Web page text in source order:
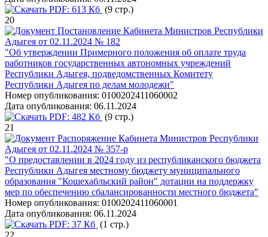
PDF: 613 Кб (9 стр.)
20
Постановление Кабинета Министров Республики
Адыгея от 02.11.2024 № 182
"Об утверждении Примерного положения об оплате труда
работников государственных автономных учреждений
Республики Адыгея, подведомственных Комитету
Республики Адыгея по делам молодежи"
Номер опубликования: 0100202411060002
Дата опубликования: 06.11.2024
PDF: 482 Кб (9 стр.)
21
Распоряжение Кабинета Министров Республики
Адыгея от 02.11.2024 № 357-р
"О предоставлении в 2024 году из республиканского бюджета
Республики Адыгея местному бюджету муниципального
образования "Кошехабльский район" дотации на поддержку
мер по обеспечению сбалансированности местного бюджета"
Номер опубликования: 0100202411060001
Дата опубликования: 06.11.2024
PDF: 37 Кб (1 стр.)
22